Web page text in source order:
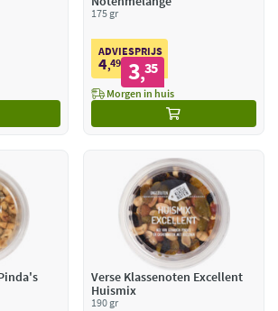
175 gr
ADVIESPRIJS
4,49 3,35
Morgen in huis
Verse Klassenoten Excellent
Huismix
190 gr